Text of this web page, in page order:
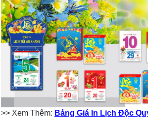
>> Xem Thêm: Bảng Giá In Lịch Độc